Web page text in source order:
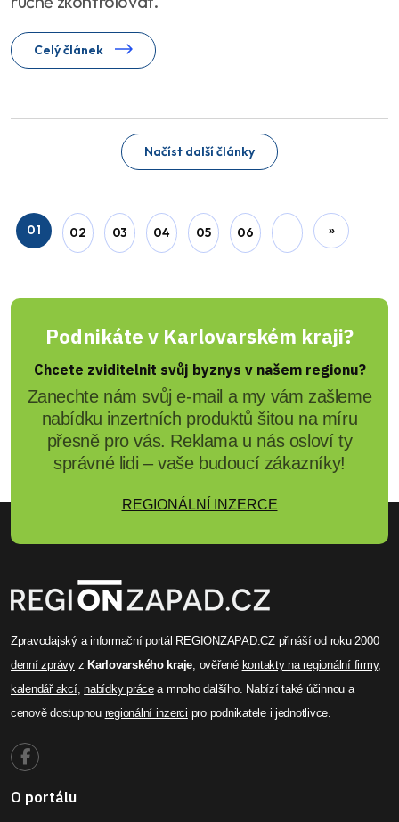
Celý článek
Načíst další články
01 02 03 04 05 06 »
Podnikáte v Karlovarském kraji?
Chcete zviditelnit svůj byznys v našem regionu?
Zanechte nám svůj e-mail a my vám zašleme
nabídku inzertních produktů šitou na míru
přesně pro vás. Reklama u nás osloví ty
správné lidi – vaše budoucí zákazníky!
REGIONÁLNÍ INZERCE
Zpravodajský a informační portál REGIONZAPAD.CZ přináší od roku 2000
denní zprávyzKarlovarského kraje , ověřené kontakty na regionální firmy,
kalendář akcí,nabídky prácea mnoho dalšího. Nabízí také účinnou a
cenově dostupnou regionální inzerci pro podnikatele i jednotlivce.
O portálu